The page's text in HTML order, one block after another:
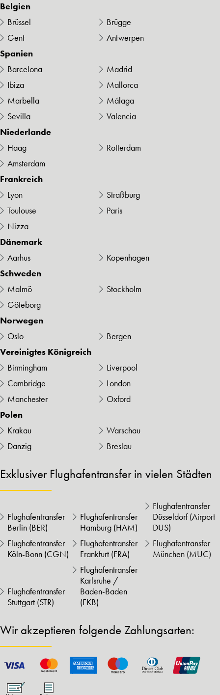
Belgien
Brüssel
Brügge
Gent
Antwerpen
Spanien
Barcelona
Madrid
Ibiza
Mallorca
Marbella
Málaga
Sevilla
Valencia
Niederlande
Haag
Rotterdam
Amsterdam
Frankreich
Lyon
Straßburg
Toulouse
Paris
Nizza
Dänemark
Aarhus
Kopenhagen
Schweden
Malmö
Stockholm
Göteborg
Norwegen
Oslo
Bergen
Vereinigtes Königreich
Birmingham
Liverpool
Cambridge
London
Manchester
Oxford
Polen
Krakau
Warschau
Danzig
Breslau
Exklusiver Flughafentransfer in vielen Städten
Flughafentransfer
Berlin (BER)
Flughafentransfer
Hamburg (HAM)
Flughafentransfer
Düsseldorf (Airport
DUS)
Flughafentransfer
Köln-Bonn (CGN)
Flughafentransfer
Frankfurt (FRA)
Flughafentransfer
München (MUC)
Flughafentransfer
Stuttgart (STR)
Flughafentransfer
Karlsruhe /
Baden-Baden
(FKB)
Wir akzeptieren folgende Zahlungsarten: